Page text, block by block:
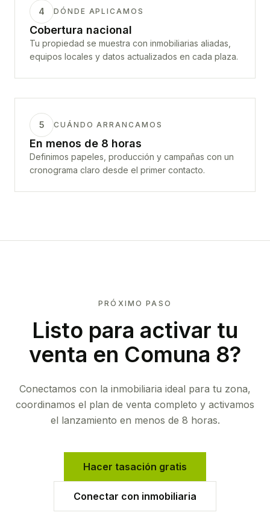
4 DÓNDE APLICAMOS
Cobertura nacional
Tu propiedad se muestra con inmobiliarias aliadas,
equipos locales y datos actualizados en cada plaza.
5 CUÁNDO ARRANCAMOS
En menos de 8 horas
Definimos papeles, producción y campañas con un
cronograma claro desde el primer contacto.
PRÓXIMO PASO
Listo para activar tu
venta en Comuna 8?
Conectamos con la inmobiliaria ideal para tu zona,
coordinamos el plan de venta completo y activamos
el lanzamiento en menos de 8 horas.
Hacer tasación gratis
Conectar con inmobiliaria